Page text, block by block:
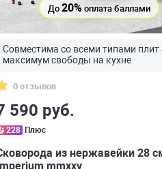
До 20% оплата баллами
Совместима со всеми типами
максимум свободы на кухне
0 отзывов
590 руб.
228 Плюс
из нержавейки 28
mmxxv